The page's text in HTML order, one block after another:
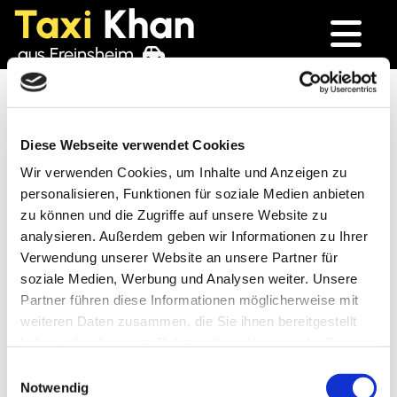
Diese Webseite verwendet Cookies
Wir verwenden Cookies, um Inhalte und Anzeigen zu
personalisieren, Funktionen für soziale Medien anbieten
zu können und die Zugriffe auf unsere Website zu
analysieren. Außerdem geben wir Informationen zu Ihrer
Verwendung unserer Website an unsere Partner für
soziale Medien, Werbung und Analysen weiter. Unsere
Partner führen diese Informationen möglicherweise mit
weiteren Daten zusammen, die Sie ihnen bereitgestellt
Notwendig
Taxi Khan
aus Freinsheim
Impressum
Taxi Khan
Retzerstraße 2
67251 Freinsheim
Telefon:06353 3024
E-Mail:info@taxiservice-khan.de
Inhaber: Zeshan Khan